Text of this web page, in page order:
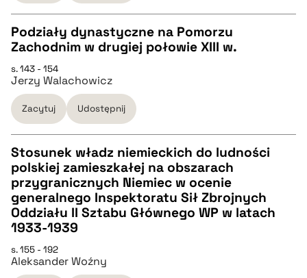
BIBTEX
pobierz cytat
BIBTEX
pobierz cytat
Podziały dynastyczne na Pomorzu
Zachodnim w drugiej połowie XIII w.
s. 143 - 154
Jerzy Walachowicz
Zacytuj Udostępnij
CZYSTY TEKST
pobierz cytat
BIBTEX
Stosunek władz niemieckich do ludności
polskiej zamieszkałej na obszarach
przygranicznych Niemiec w ocenie
generalnego Inspektoratu Sił Zbrojnych
Oddziału II Sztabu Głównego WP w latach
1933-1939
s. 155 - 192
Aleksander Woźny